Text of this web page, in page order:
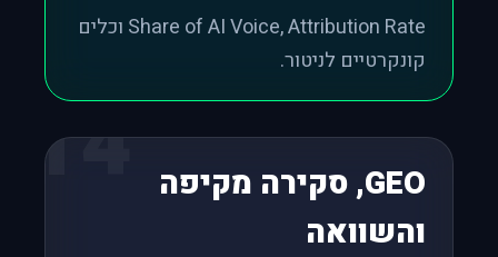
Share of AI Voice, Attribution Rate וכלים
קונקרטיים לניטור.
14
GEO, סקירה מקיפה
והשוואה